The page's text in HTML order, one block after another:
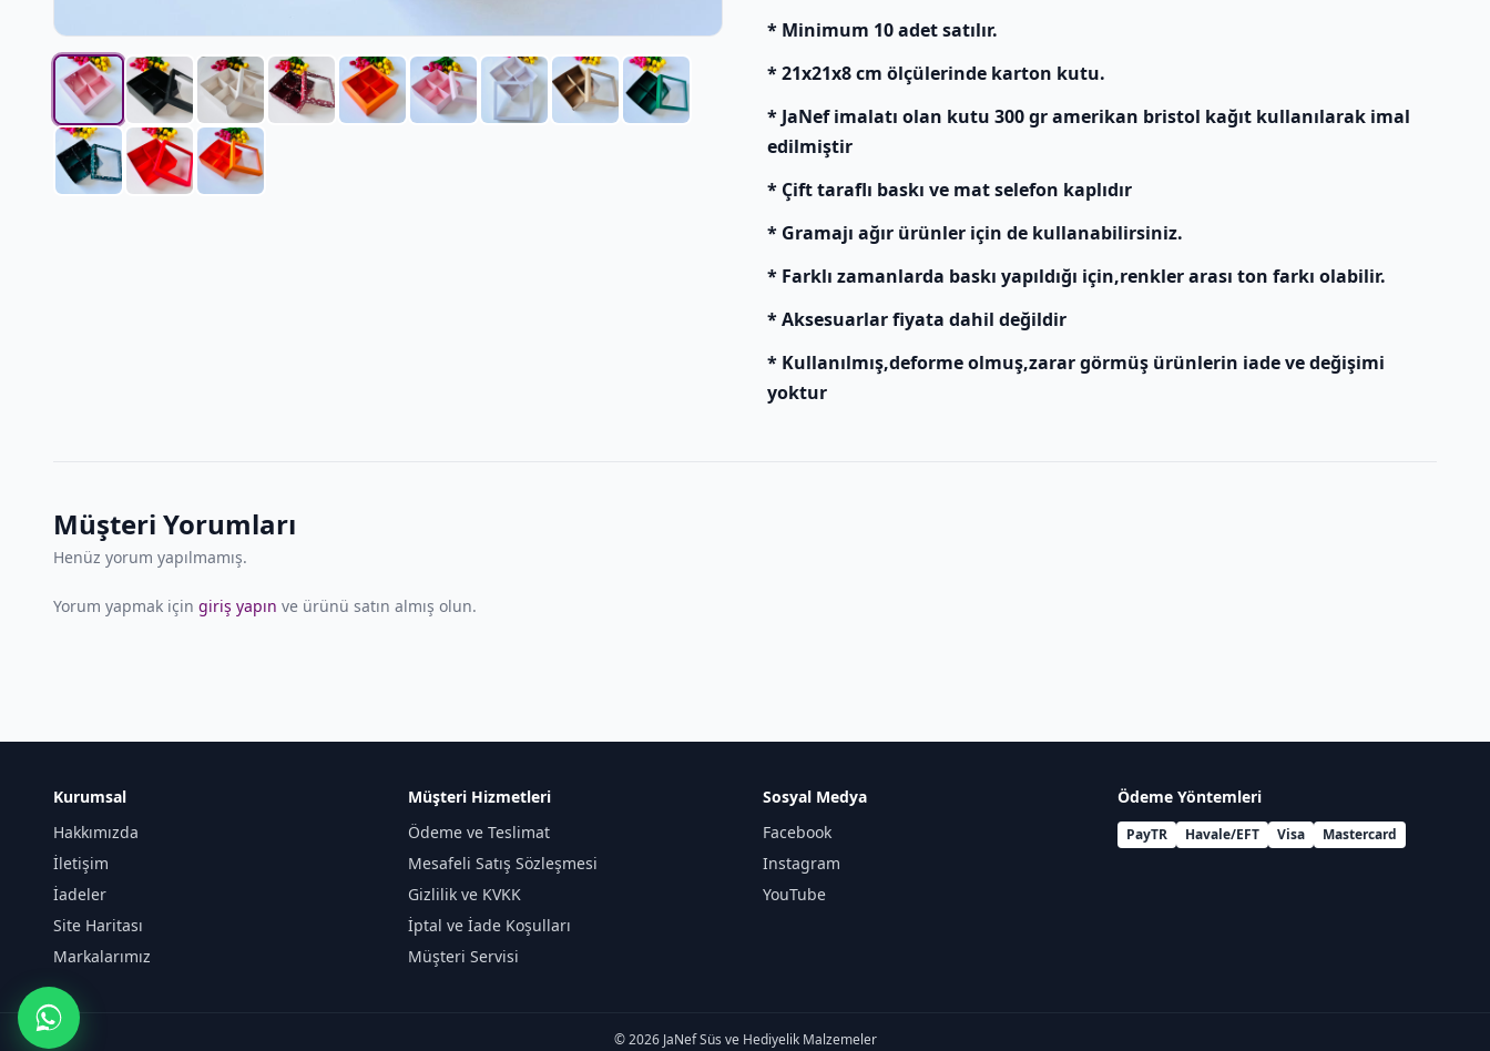
* Minimum 10 adet satılır.
* 21x21x8 cm ölçülerinde karton kutu.
* JaNef imalatı olan kutu 300 gr amerikan bristol kağıt kullanılarak imal
edilmiştir
* Çift taraflı baskı ve mat selefon kaplıdır
* Gramajı ağır ürünler için de kullanabilirsiniz.
* Farklı zamanlarda baskı yapıldığı için,renkler arası ton farkı olabilir.
* Aksesuarlar fiyata dahil değildir
* Kullanılmış,deforme olmuş,zarar görmüş ürünlerin iade ve değişimi
yoktur
Müşteri Yorumları
Henüz yorum yapılmamış.
Yorum yapmak için giriş yapın ve ürünü satın almış olun.
Kurumsal
Hakkımızda
İletişim
İadeler
Site Haritası
Markalarımız
Müşteri Hizmetleri
Ödeme ve Teslimat
Mesafeli Satış Sözleşmesi
Gizlilik ve KVKK
İptal ve İade Koşulları
Müşteri Servisi
Sosyal Medya
Facebook
Instagram
YouTube
Ödeme Yöntemleri
PayTR Havale/EFT Visa Mastercard
© 2026 JaNef Süs ve Hediyelik Malzemeler